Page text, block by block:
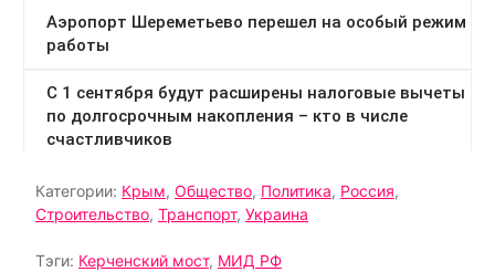
Категории: Крым, Общество, Политика, Россия,
Строительство, Транспорт, Украина
Тэги: Керченский мост, МИД РФ